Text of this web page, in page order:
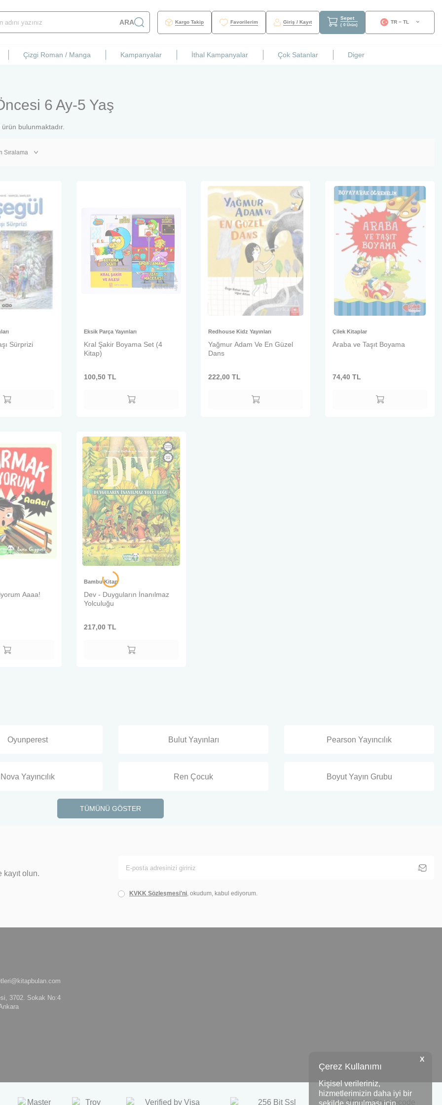
X
Çerez Kullanımı
Kişisel verileriniz,
hizmetlerimizin daha iyi bir
şekilde sunulması için
ARA Kargo Takip Favorilerim Giriş / Kayıt
Sepet
( 0 Ürün)
TR − TL
Çizgi Roman / Manga Kampanyalar İthal Kampanyalar Çok Satanlar Diger
6 Ay-5 Yaş
ürün bulunmaktadır.
Sürprizi
Eksik Parça Yayınları
Kral Şakir Boyama Set (4
Kitap)
100,50 TL
Redhouse Kidz Yayınları
Yağmur Adam Ve En Güzel
Dans
222,00 TL
Çilek Kitaplar
Araba ve Taşıt Boyama
74,40 TL
Aaaa!
Bambu Kitap
Dev - Duyguların İnanılmaz
Yolculuğu
217,00 TL
Oyunperest Bulut Yayınları Pearson Yayıncılık
Nova Yayıncılık Ren Çocuk Boyut Yayın Grubu
TÜMÜNÜ GÖSTER
olun.
KVKK Sözleşmesi'ni, okudum, kabul ediyorum.
3702. Sokak No:4